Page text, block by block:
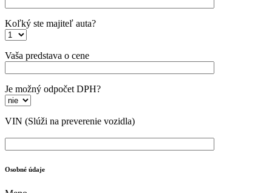
Koľký ste majiteľ auta?
Vaša predstava o cene
Je možný odpočet DPH?
VIN (Slúži na preverenie vozidla)
Osobné údaje